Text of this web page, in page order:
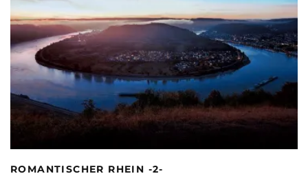
ROMANTISCHER RHEIN -2-